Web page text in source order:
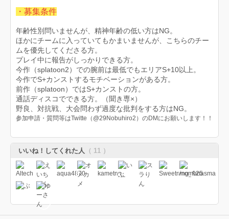
・募集条件
年齢性別問いませんが、精神年齢の低い方はNG。
ほかにチームに入っていてもかまいませんが、こちらのチー
ムを優先してくださる方。
プレイ中に報告がしっかりできる方。
今作（splatoon2）での腕前は最低でもエリアS+10以上。
今作でS+カンストするモチベーションがある方。
前作（splatoon）ではS+カンストの方。
通話ディスコでできる方。（聞き専×）
野良、対抗戦、大会問わず過度な批判をする方はNG。
参加申請・質問等はTwitte（@29Nobuhiro2）のDMにお願いします！！
いいね！してくれた人 （ 11 ）